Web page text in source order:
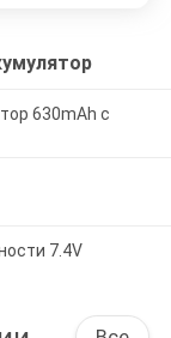
630mAh с
7.4V